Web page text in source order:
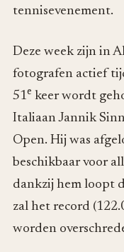
tennisevenement.
Deze week zijn in
fotografen actief
51e keer wordt
Italiaan Jannik
Open. Hij was
beschikbaar voor
dankzij hem loopt
zal het record
worden